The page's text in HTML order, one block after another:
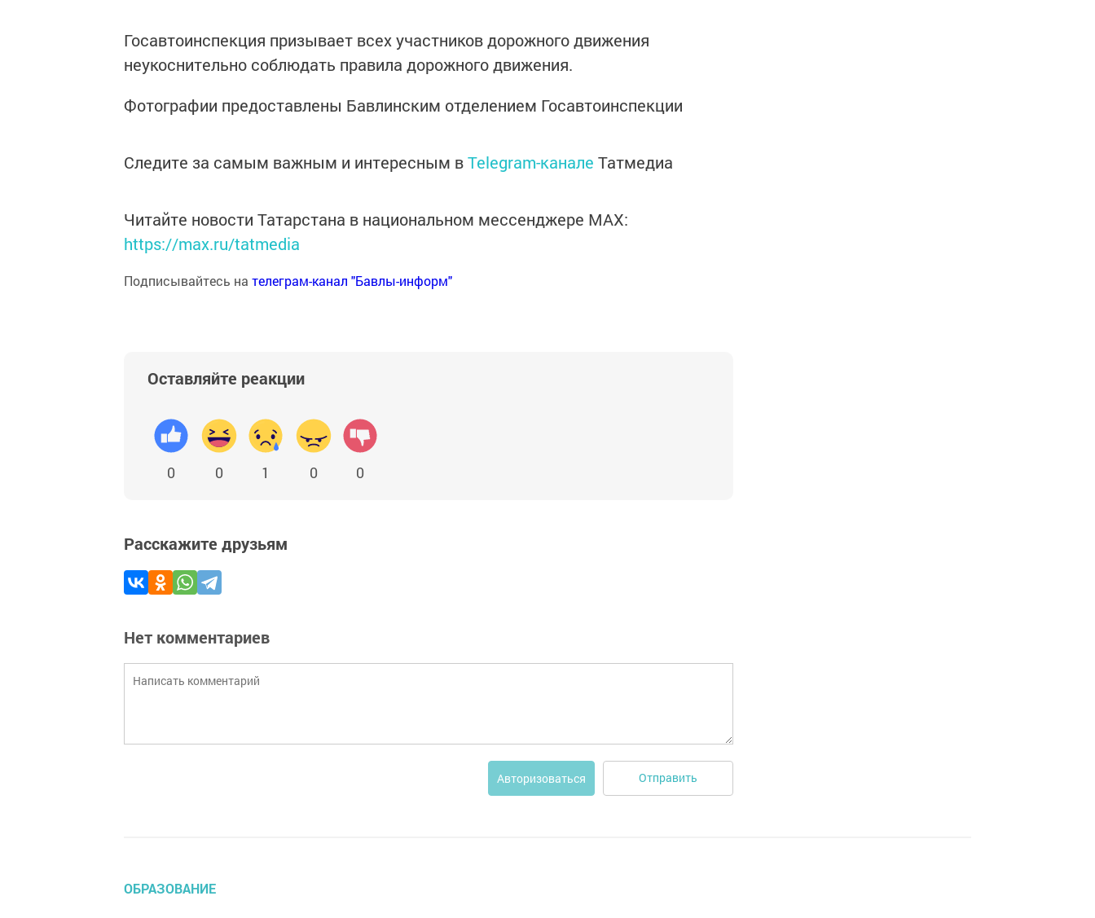
Госавтоинспекция призывает всех участников дорожного движения
неукоснительно соблюдать правила дорожного движения.
Фотографии предоставлены Бавлинским отделением Госавтоинспекции
Следите за самым важным и интересным вTelegram-канале Татмедиа
Читайте новости Татарстана в национальном мессенджере MАХ:
https://max.ru/tatmedia
Подписывайтесь на телеграм-канал "Бавлы-информ"
Оставляйте реакции
0 0 1 0 0
Расскажите друзьям
Нет комментариев
Авторизоваться Отправить
ОБРАЗОВАНИЕ